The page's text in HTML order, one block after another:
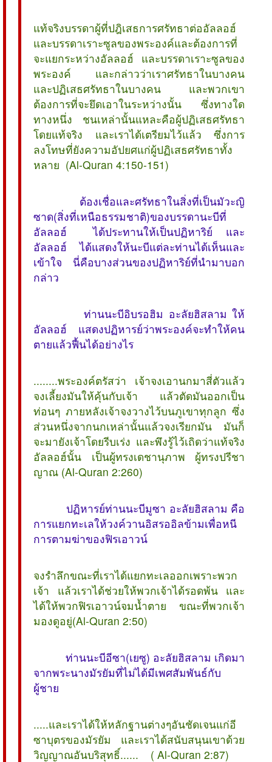
แท้จริงบรรดาผู้ที่ปฎิเสธการศรัทธาต่ออัลลอฮ์
และบรรดาเราะซูลของพระองค์และต้องการที่
จะแยกระหว่างอัลลอฮ์ และบรรดาเราะซูลของ
พระองค์ และกล่าวว่าเราศรัทธาในบางคน
และปฏิเสธศรัทธาในบางคน และพวกเขา
ต้องการที่จะยึดเอาในระหว่างนั้น ซึ่งทางใด
ทางหนึ่ง ชนเหล่านั้นแหละคือผู้ปฏิเสธศรัทธา
โดยแท้จริง และเราได้เตรียมไว้แล้ว ซึ่งการ
ลงโทษที่ยังความอัปยศแก่ผู้ปฏิเสธศรัทธาทั้ง
หลาย (Al-Quran 4:150-151)
ต้องเชื่อและศรัทธาในสิ่งที่เป็นมัวะญิ
ซาด(สิ่งที่เหนือธรรมชาติ)ของบรรดานะบีที่
อัลลอฮ์ ได้ประทานให้เป็นปฏิหาริย์ และ
อัลลอฮ์ ได้แสดงให้นะบีแต่ละท่านได้เห็นและ
เข้าใจ นี่คือบางส่วนของปฏิหาริย์ที่นำมาบอก
กล่าว
ท่านนะบีอิบรอฮิม อะลัยฮิสลาม ให้
อัลลอฮ์ แสดงปฏิหารย์ว่าพระองค์จะทำให้คน
ตายแล้วฟื้นได้อย่างไร
........พระองค์ตรัสว่า เจ้าจงเอานกมาสี่ตัวแล้ว
จงเลี้ยงมันให้คุ้นกับเจ้า แล้วตัดมันออกเป็น
ท่อนๆ ภายหลังเจ้าจงวางไว้บนภูเขาทุกลูก ซึ่ง
ส่วนหนึ่งจากนกเหล่านั้นแล้วจงเรียกมัน มันก็
จะมายังเจ้าโดยรีบเร่ง และพึงรู้ไว้เถิดว่าแท้จริง
อัลลอฮ์นั้น เป็นผู้ทรงเดชานุภาพ ผู้ทรงปรีชา
ญาณ (Al-Quran 2:260)
ปฏิหารย์ท่านนะบีมูซา อะลัยฮิสลาม คือ
การแยกทะเลให้วงค์วานอิสรออิลข้ามเพื่อหนี
การตามฆ่าของฟิรเอาวน์
จงรำลึกขณะที่เราได้แยกทะเลออกเพราะพวก
เจ้า แล้วเราได้ช่วยให้พวกเจ้าได้รอดพ้น และ
ได้ให้พวกฟิรเอาวน์จมน้ำตาย ขณะที่พวกเจ้า
มองดูอยู่(Al-Quran 2:50)
ท่านนะบีอีซา(เยซู) อะลัยฮิสลาม เกิดมา
จากพระนางมัรยัมที่ไม่ได้มีเพศสัมพันธ์กับ
ผู้ชาย
.....และเราได้ให้หลักฐานต่างๆอันชัดเจนแก่อี
ซาบุตรของมัรยัม และเราได้สนับสนุนเขาด้วย
วิญญาณอันบริสุทธิ์...... ( Al-Quran 2:87)